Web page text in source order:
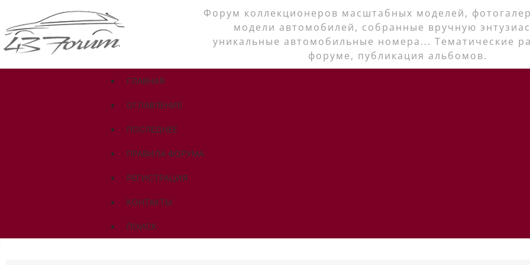
Форум коллекционеров масштабных моделей,
модели автомобилей, собранные вручную
уникальные автомобильные номера... Тематические
форуме, публикация альбомов.
ГЛАВНАЯ
ОГЛАВЛЕНИЕ
ПОСЛЕДНЕЕ
ПРАВИЛА ФОРУМА
РЕГИСТРАЦИЯ
КОНТАКТЫ
ПОИСК